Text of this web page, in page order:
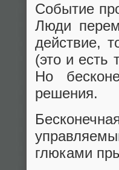
Событие
Люди
действие,
(это и есть
Но
решения.
глюками